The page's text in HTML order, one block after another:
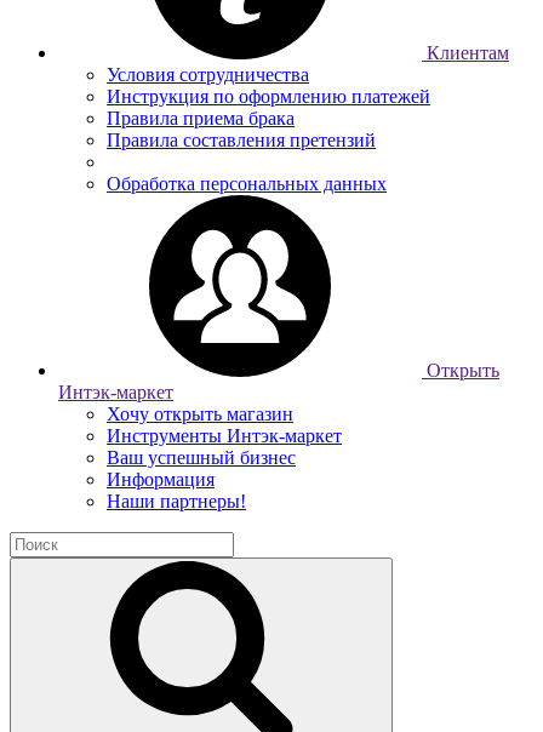
Клиентам
Условия сотрудничества
Инструкция по оформлению платежей
Правила приема брака
Правила составления претензий
Обработка персональных данных
Открыть
Интэк-маркет
Хочу открыть магазин
Инструменты Интэк-маркет
Ваш успешный бизнес
Информация
Наши партнеры!